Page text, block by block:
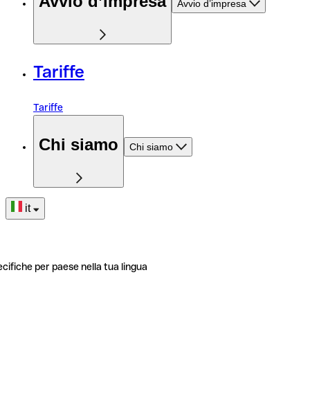
Avvio d’impresa
Tariffe
Tariffe
Chi siamo Chi siamo
it
per paese nella tua lingua